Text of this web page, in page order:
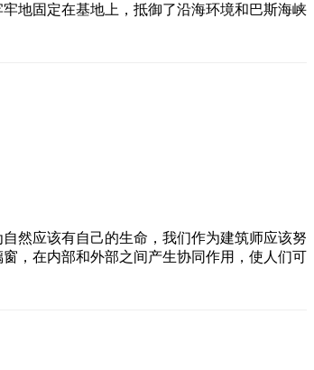
地固定在基地上，抵御了沿海环境和巴斯海峡
然应该有自己的生命，我们作为建筑师应该努
，在内部和外部之间产生协同作用，使人们可